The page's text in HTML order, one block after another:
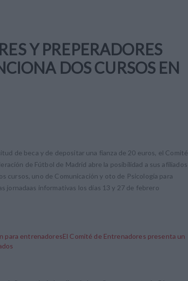
Y PREPERADORES
DOS CURSOS EN
de beca y de depositar una fianza de 20 euros, el Comité
de Fútbol de Madrid abre la posibilidad a sus afiliados
cursos, uno de Comunicación y oto de Psicología para
jornadaas informativas los días 13 y 27 de febrero
para entrenadoresEl Comité de Entrenadores presenta un